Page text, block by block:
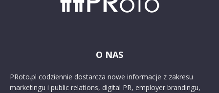
O NAS
PRoto.pl codziennie dostarcza nowe informacje z zakresu
marketingu i public relations, digital PR, employer brandingu,